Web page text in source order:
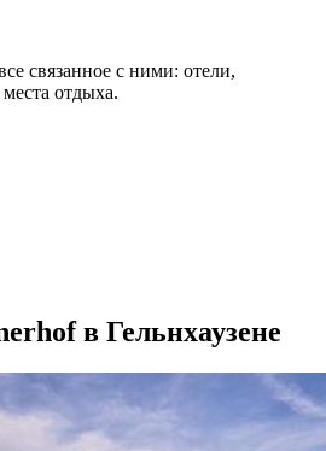
связанное с ними: отели,
отдыха.
в Гельнхаузене